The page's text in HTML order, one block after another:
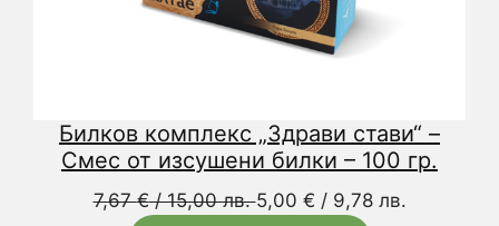
Билков комплекс „Здрави стави“ –
Смес от изсушени билки – 100 гр.
7,67€/ 15,00 лв.Original
5,00 € / 9,78 лв.